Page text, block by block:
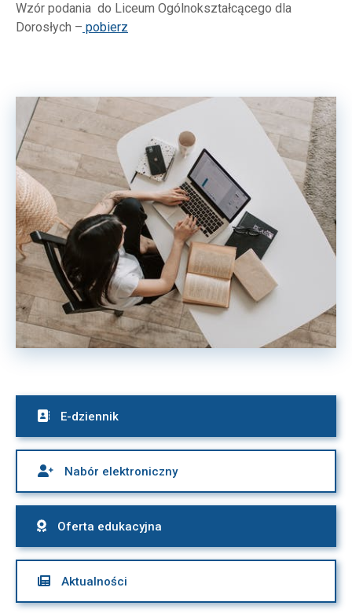
 E-dziennik
 Nabór elektroniczny
 Oferta edukacyjna
 Aktualności
Wzór podania do Liceum Ogólnokształcącego dla
Dorosłych – pobierz